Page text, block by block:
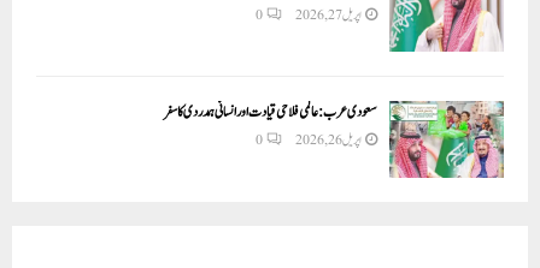
اپریل 27, 2026 0
سعودی عرب: عالمی فلاحی قیادت اور انسانی ہمدردی کا سفر
اپریل 26, 2026 0